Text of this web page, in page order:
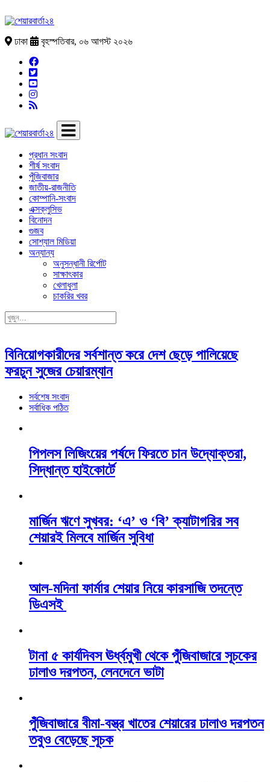
ঢাকা বৃহস্পতিবার, ০৬ আগস্ট ২০২৬
প্রধান সংবাদ
শীর্ষ সংবাদ
পুঁজিবাজার
জাতীয়-রাজনীতি
কোম্পানি-সংবাদ
এক্সক্লুসিভ
বিনোদন
গুজব
সোশ্যাল মিডিয়া
অন্যান্য
অনুসন্ধানী রির্পোট
সাক্ষাৎকার
খেলাধুলা
চাকরির খবর
বিনিয়োগকারীদের সর্বশান্ত করে দেশ ছেড়ে পালিয়েছে
ফরচুন সুজের চেয়ারম্যান
সর্বশেষ সংবাদ
সর্বাধিক পঠিত
পিপলস লিজিংয়ের পর্ষদে ফিরতে চান উদ্যোক্তরা,
সিদ্ধান্ত হাইকোর্টে
মার্জিন ঋণে সুখবর: ‘এ’ ও ‘বি’ ক্যাটাগরির সব
শেয়ারই মিলবে মার্জিন সুবিধা
আল-মদিনা ফার্মার শেয়ার নিয়ে কারসাজি তদন্তে
ডিএসই
টানা ৫ কার্যদিবস ঊর্ধ্বমুখী থেকে পুঁজিবাজারে সূচকের
ঢালাও দরপতন, লেনদেনে ভাটা
পুঁজিবাজারে বীমা-বস্ত্র খাতের শেয়ারের ঢালাও দরপতন
তবুও বেড়েছে সূচক